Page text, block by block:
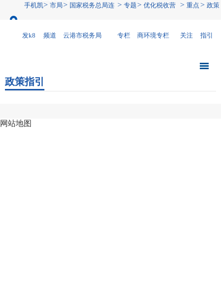
手机凯
发k8
> 市局
频道
> 国家税务总局连
云港市税务局
> 专题
专栏
> 优化税收营
商环境专栏
> 重点
关注
> 政策
指引
政策指引
网站地图